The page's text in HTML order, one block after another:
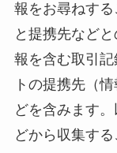
報をお尋ねす
と提携先など
報を含む取引
トの提携先（
どを含みます
どから収集する